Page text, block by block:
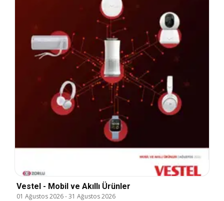
Vestel - Mobil ve Akıllı Ürünler
01 Ağustos 2026-31 Ağustos 2026